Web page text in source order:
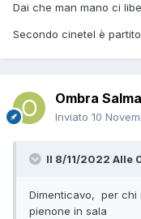
Dai che man mano ci
Secondo cinetel è
Ombra
Inviato 10
Il 8/11/2022 Alle
Dimenticavo, per chi
pienone in sala